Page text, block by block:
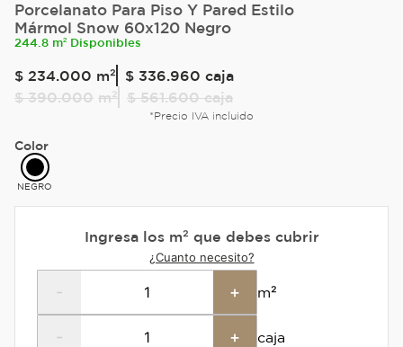
Porcelanato Para Piso Y Pared Estilo
Mármol Snow 60x120 Negro
244.8 m² Disponibles
$ 234.000 m² $ 336.960 caja
$ 390.000 m² $ 561.600caja
*Precio IVA incluido
Color
NEGRO
Ingresa los m² que debes cubrir
¿Cuanto necesito?
- + m²
- + caja